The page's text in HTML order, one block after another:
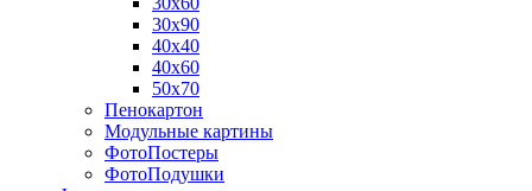
30х90
40х40
40х60
50х70
Пенокартон
Модульные картины
ФотоПостеры
ФотоПодушки